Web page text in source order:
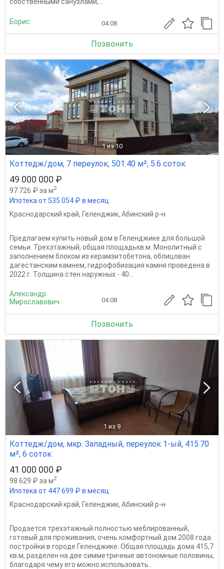
собственными санузлами,...
Борис 04.08
Позвонить
1 из 10
Коттедж/дом, 7 переулок, 501.40 м², 5.6 соток
49 000 000 ₽
97 726 ₽ за м2
Ипотека от 535 054 ₽ в месяц
Краснодарский край, Геленджик, Абинский р-н
Предлагаем купить новый дом в Геленджике для большой
семьи. Трехэтажный, общая площадькв.м. Монолитный с
заполнением блоком из керамзитобетона, облицован
дагестанским камнем, гидрофобизация камня проведена в
2022 г. Толщина стен наружных - 40...
Александр
Мирославович
04.08
Позвонить
1 из 9
Коттедж/дом, мкр. Западный, переулок 1-ый, 415.70
м², 6 соток
41 000 000 ₽
98 629 ₽ за м2
Ипотека от 447 699 ₽ в месяц
Краснодарский край, Геленджик, Абинский р-н
Продается трехэтажный полностью меблированный,
готовый для проживания, очень комфортный дом 2008 года
постройки в городе Геленджике. Общая площадь дома 415,7
кв.м, разделен на две симметричные автономные половины,
благодаря чему его можно использовать...